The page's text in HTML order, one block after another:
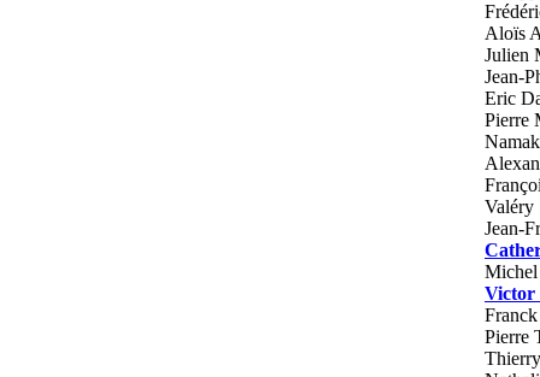
Aloïs
Julien
Jean-
Eric
Pierre
Valéry
Jean-
Victor
Pierre